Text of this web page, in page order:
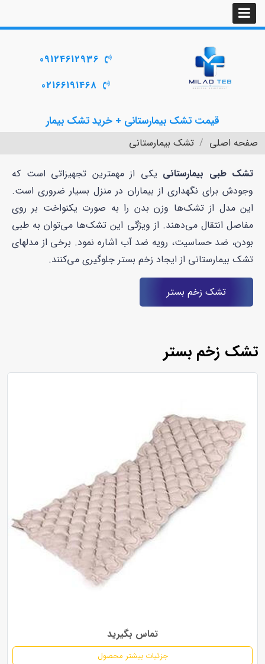
قیمت تشک بیمارستانی + خرید تشک بیمار
09124612936
02166191468
صفحه اصلی تشک بیمارستانی
تشک طبی بیمارستانی یکی از مهمترین تجهیزاتی است که
وجودش برای نگهداری از بیماران در منزل بسیار ضروری است.
این مدل از تشک‌ها وزن بدن را به صورت یکنواخت بر روی
مفاصل انتقال می‌دهند. از ویژگی این تشک‌ها می‌توان به طبی
بودن، ضد حساسیت، رویه ضد آب اشاره نمود. برخی از مدلهای
تشک بیمارستانی از ایجاد زخم بستر جلوگیری می‌کنند.
تشک زخم بستر
تشک زخم بستر
تماس بگیرید
جزئیات بیشتر محصول